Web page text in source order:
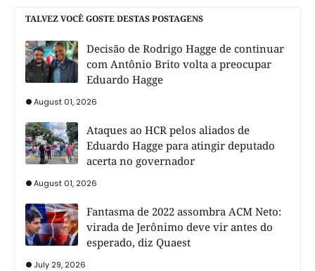
TALVEZ VOCÊ GOSTE DESTAS POSTAGENS
Decisão de Rodrigo Hagge de continuar
com Antônio Brito volta a preocupar
Eduardo Hagge
August 01, 2026
Ataques ao HCR pelos aliados de
Eduardo Hagge para atingir deputado
acerta no governador
August 01, 2026
Fantasma de 2022 assombra ACM Neto:
virada de Jerônimo deve vir antes do
esperado, diz Quaest
July 29, 2026